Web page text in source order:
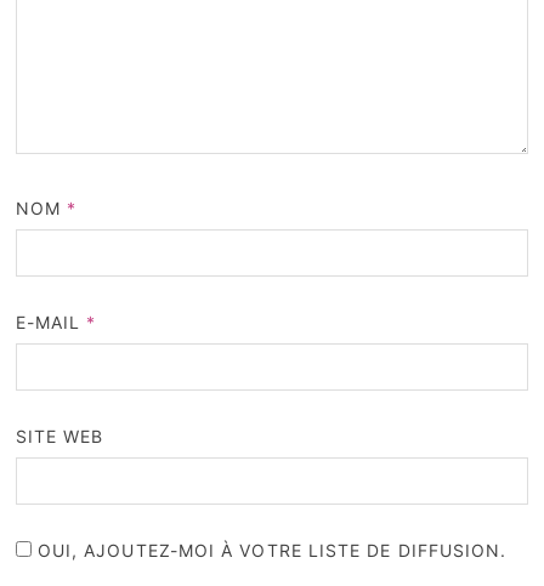
NOM *
E-MAIL *
SITE WEB
OUI, AJOUTEZ-MOI À VOTRE LISTE DE DIFFUSION.